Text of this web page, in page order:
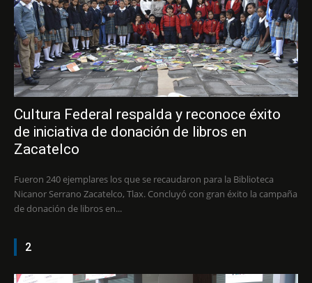
Cultura Federal respalda y reconoce éxito
de iniciativa de donación de libros en
Zacatelco
Fueron 240 ejemplares los que se recaudaron para la Biblioteca
Nicanor Serrano Zacatelco, Tlax. Concluyó con gran éxito la campaña
de donación de libros en...
2